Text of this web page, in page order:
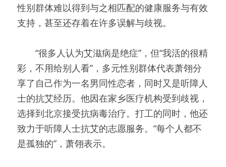
性别群体难以得到与之相匹配的健康服务与有效
支持，甚至还存着在许多误解与歧视。
“很多人认为艾滋病是绝症”，但“我活的很精
彩，不用给别人看”，多元性别群体代表萧翎分
享了自己作为一名男同性恋者，同时又是听障人
士的抗艾经历。他因在家乡医疗机构受到歧视，
选择到北京接受抗病毒治疗。打工的同时，他还
致力于听障人士抗艾的志愿服务。“每个人都不
是孤独的”，萧翎表示。